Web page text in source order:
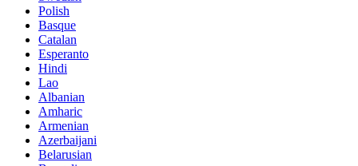
Polish
Basque
Catalan
Esperanto
Hindi
Lao
Albanian
Amharic
Armenian
Azerbaijani
Belarusian